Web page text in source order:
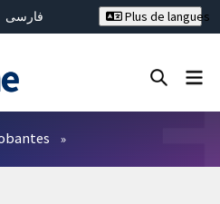
فارسی
文
Plus de langues